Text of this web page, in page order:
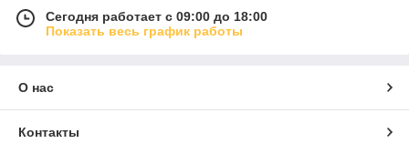
Сегодня работает с 09:00 до 18:00
Показать весь график работы
О нас
Контакты